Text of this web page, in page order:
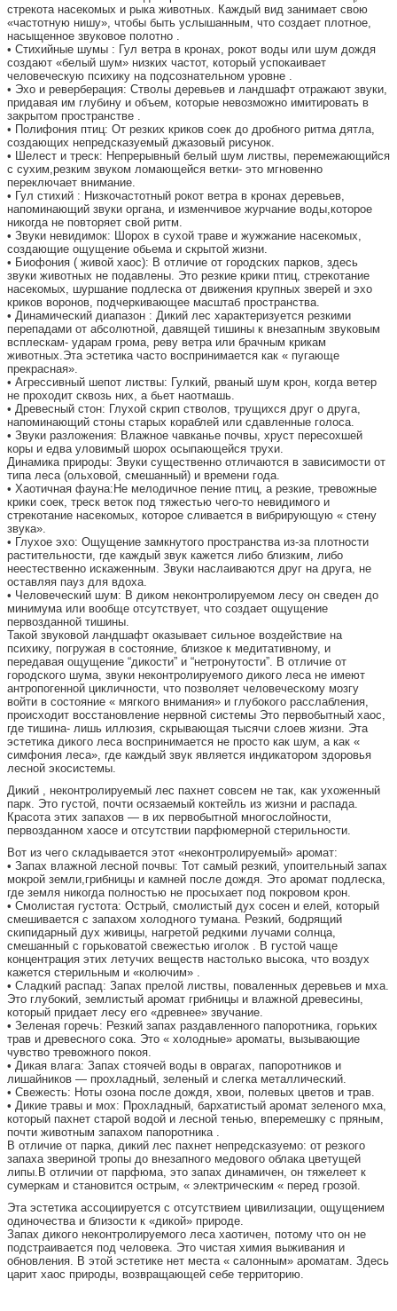
стрекота насекомых и рыка животных. Каждый вид занимает свою
«частотную нишу», чтобы быть услышанным, что создает плотное,
насыщенное звуковое полотно .
• Стихийные шумы : Гул ветра в кронах, рокот воды или шум дождя
создают «белый шум» низких частот, который успокаивает
человеческую психику на подсознательном уровне .
• Эхо и реверберация: Стволы деревьев и ландшафт отражают звуки,
придавая им глубину и объем, которые невозможно имитировать в
закрытом пространстве .
• Полифония птиц: От резких криков соек до дробного ритма дятла,
создающих непредсказуемый джазовый рисунок.
• Шелест и треск: Непрерывный белый шум листвы, перемежающийся
с сухим,резким звуком ломающейся ветки- это мгновенно
переключает внимание.
• Гул стихий : Низкочастотный рокот ветра в кронах деревьев,
напоминающий звуки органа, и изменчивое журчание воды,которое
никогда не повторяет свой ритм.
• Звуки невидимок: Шорох в сухой траве и жужжание насекомых,
создающие ощущение обьема и скрытой жизни.
• Биофония ( живой хаос): В отличие от городских парков, здесь
звуки животных не подавлены. Это резкие крики птиц, стрекотание
насекомых, шуршание подлеска от движения крупных зверей и эхо
криков воронов, подчеркивающее масштаб пространства.
• Динамический диапазон : Дикий лес характеризуется резкими
перепадами от абсолютной, давящей тишины к внезапным звуковым
всплескам- ударам грома, реву ветра или брачным крикам
животных.Эта эстетика часто воспринимается как « пугающе
прекрасная».
• Агрессивный шепот листвы: Гулкий, рваный шум крон, когда ветер
не проходит сквозь них, а бьет наотмашь.
• Древесный стон: Глухой скрип стволов, трущихся друг о друга,
напоминающий стоны старых кораблей или сдавленные голоса.
• Звуки разложения: Влажное чавканье почвы, хруст пересохшей
коры и едва уловимый шорох осыпающейся трухи.
Динамика природы: Звуки существенно отличаются в зависимости от
типа леса (ольховой, смешанный) и времени года.
• Хаотичная фауна:Не мелодичное пение птиц, а резкие, тревожные
крики соек, треск веток под тяжестью чего-то невидимого и
стрекотание насекомых, которое сливается в вибрирующую « стену
звука».
• Глухое эхо: Ощущение замкнутого пространства из-за плотности
растительности, где каждый звук кажется либо близким, либо
неестественно искаженным. Звуки наслаиваются друг на друга, не
оставляя пауз для вдоха.
• Человеческий шум: В диком неконтролируемом лесу он сведен до
минимума или вообще отсутствует, что создает ощущение
первозданной тишины.
Такой звуковой ландшафт оказывает сильное воздействие на
психику, погружая в состояние, близкое к медитативному, и
передавая ощущение “дикости” и “нетронутости”. В отличие от
городского шума, звуки неконтролируемого дикого леса не имеют
антропогенной цикличности, что позволяет человеческому мозгу
войти в состояние « мягкого внимания» и глубокого расслабления,
происходит восстановление нервной системы Это первобытный хаос,
где тишина- лишь иллюзия, скрывающая тысячи слоев жизни. Эта
эстетика дикого леса воспринимается не просто как шум, а как «
симфония леса», где каждый звук является индикатором здоровья
лесной экосистемы.
Дикий , неконтролируемый лес пахнет совсем не так, как ухоженный
парк. Это густой, почти осязаемый коктейль из жизни и распада.
Красота этих запахов — в их первобытной многослойности,
первозданном хаосе и отсутствии парфюмерной стерильности.
Вот из чего складывается этот «неконтролируемый» аромат:
• Запах влажной лесной почвы: Тот самый резкий, упоительный запах
мокрой земли,грибницы и камней после дождя. Это аромат подлеска,
где земля никогда полностью не просыхает под покровом крон.
• Смолистая густота: Острый, смолистый дух сосен и елей, который
смешивается с запахом холодного тумана. Резкий, бодрящий
скипидарный дух живицы, нагретой редкими лучами солнца,
смешанный с горьковатой свежестью иголок . В густой чаще
концентрация этих летучих веществ настолько высока, что воздух
кажется стерильным и «колючим» .
• Сладкий распад: Запах прелой листвы, поваленных деревьев и мха.
Это глубокий, землистый аромат грибницы и влажной древесины,
который придает лесу его «древнее» звучание.
• Зеленая горечь: Резкий запах раздавленного папоротника, горьких
трав и древесного сока. Это « холодные» ароматы, вызывающие
чувство тревожного покоя.
• Дикая влага: Запах стоячей воды в оврагах, папоротников и
лишайников — прохладный, зеленый и слегка металлический.
• Свежесть: Ноты озона после дождя, хвои, полевых цветов и трав.
• Дикие травы и мох: Прохладный, бархатистый аромат зеленого мха,
который пахнет старой водой и лесной тенью, вперемешку с пряным,
почти животным запахом папоротника .
В отличие от парка, дикий лес пахнет непредсказуемо: от резкого
запаха звериной тропы до внезапного медового облака цветущей
липы.В отличии от парфюма, это запах динамичен, он тяжелеет к
сумеркам и становится острым, « электрическим « перед грозой.
Эта эстетика ассоциируется с отсутствием цивилизации, ощущением
одиночества и близости к «дикой» природе.
Запах дикого неконтролируемого леса хаотичен, потому что он не
подстраивается под человека. Это чистая химия выживания и
обновления. В этой эстетике нет места « салонным» ароматам. Здесь
царит хаос природы, возвращающей себе территорию.